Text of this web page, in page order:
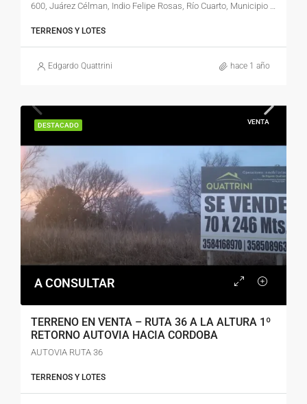
600, Juárez Célman, Indio Felipe Rosas, Río Cuarto, Municipio de Río Cuarto, Pedanía Río Cuarto, Departamento Río Cuarto, Provincia de Córdoba, X5800, Argentina
TERRENOS Y LOTES
Edgardo Quattrini hace 1 año
DESTACADO VENTA
A CONSULTAR
TERRENO EN VENTA – RUTA 36 A LA ALTURA 1º
RETORNO AUTOVIA HACIA CORDOBA
AUTOVIA RUTA 36
TERRENOS Y LOTES